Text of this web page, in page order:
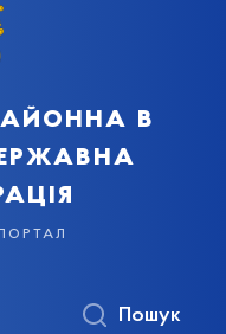
в
Пошук